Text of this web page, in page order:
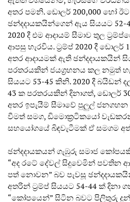
අතර පමනි. ඩොලර් 200,000 හෝ
ඡන්දදායකයින්ගෙන් ඇය සියයට 52-
2020 දී එම ආදායම් සීමාව තුල
ආපසු හැරවිය. ට්‍රම්ප් 2020 දී ඩොලර්
අතර ආදායමක් ඇති ඡන්දදායකයින්
පරතරයකින් ජයග්‍රහනය කල නමුත්
සියයට 53-45 කිනි. 2020 දී බයිඩන්
43 ක පරතරයකින් දිනාගත්, ඩොලර්
අතර ඉපැයීම් සීමාවේ පුලුල් ජනගහන
වීමත් සමග, ඩිමොක්‍රටිකයෝ
සහයෝගයේ බිඳවැටීමක් ඒ සමගම
ඡන්දදායකයන් ගැඹුරු සමාජ
“අද රටේ දේවල් සිදුවෙමින් පවතින
පත් නොවන” බව පැවසූ
අතරින් ට්‍රම්ප් සියයට 54-44 ක් දිනා
“කෝපයෙන්” සිටින බවට පිලිතුරු